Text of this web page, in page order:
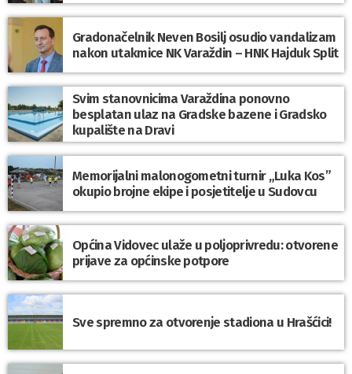
Gradonačelnik Neven Bosilj osudio vandalizam
nakon utakmice NK Varaždin – HNK Hajduk Split
Svim stanovnicima Varaždina ponovno
besplatan ulaz na Gradske bazene i Gradsko
kupalište na Dravi
Memorijalni malonogometni turnir „Luka Kos”
okupio brojne ekipe i posjetitelje u Sudovcu
Općina Vidovec ulaže u poljoprivredu: otvorene
prijave za općinske potpore
Sve spremno za otvorenje stadiona u Hrašćici!